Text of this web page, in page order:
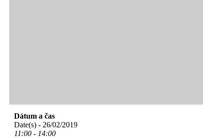
Dátum a čas
Date(s) - 26/02/2019
11:00 - 14:00